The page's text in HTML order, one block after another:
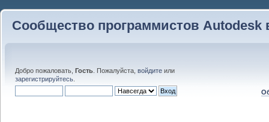
Сообщество программистов Autodesk
Добро пожаловать, Гость . Пожалуйста, войдите или
зарегистрируйтесь